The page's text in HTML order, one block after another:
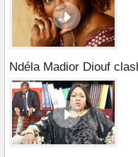
Ndéla Madior Diouf